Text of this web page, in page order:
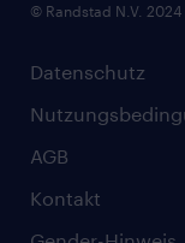
Datenschutz
AGB
Kontakt
© Randstad N.V. 2024